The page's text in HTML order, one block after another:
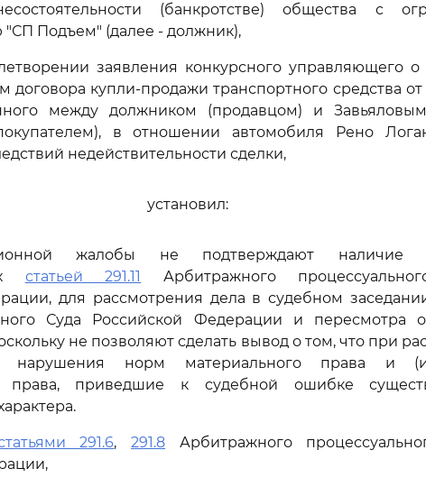
(банкротстве) общества с
"СП Подъем" (далее - должник),
заявления конкурсного управляющего
договора купли-продажи транспортного средства от
между должником (продавцом) и
в отношении автомобиля Рено
недействительности сделки,
установил:
жалобы не подтверждают наличие
статьей 291.11
Арбитражного
для рассмотрения дела в судебном
Суда Российской Федерации и пересмотра
не позволяют сделать вывод о том, что при
нарушения норм материального права и
права, приведшие к судебной ошибке
291.6,291.8 Арбитражного